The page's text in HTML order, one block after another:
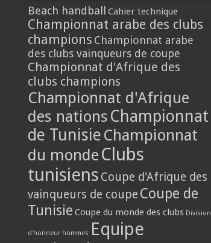
Beach handball Cahier technique
Championnat arabe des clubs
champions Championnat arabe
des clubs vainqueurs de coupe
Championnat d'Afrique des
clubs champions
Championnat d'Afrique
des nations Championnat
de Tunisie Championnat
du monde Clubs
tunisiens Coupe d'Afrique des
vainqueurs de coupe Coupe de
Tunisie Coupe du monde des clubs Division
d'honneur hommes Equipe